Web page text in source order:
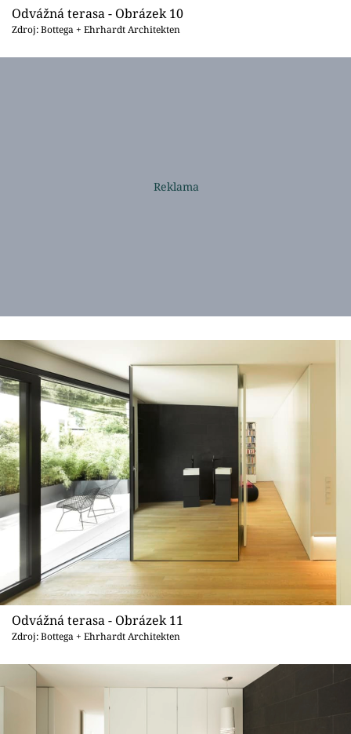
Odvážná terasa - Obrázek 10
Zdroj: Bottega + Ehrhardt Architekten
Odvážná terasa - Obrázek 11
Zdroj: Bottega + Ehrhardt Architekten